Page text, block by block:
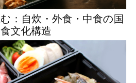
：自炊・外食・中食の国
文化構造